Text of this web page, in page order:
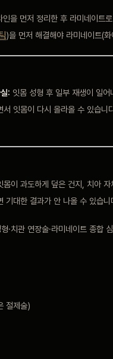
을 먼저 정리한 후 라미네이트
)을 먼저 해결해야 라미네이트(
: 잇몸 성형 후 일부 재생이 일
잇몸이 다시 올라올 수 있습
이 과도하게 덮은 건지, 치아
기대한 결과가 안 나올 수 있습니
·치관 연장술·라미네이트 종합
절제술)